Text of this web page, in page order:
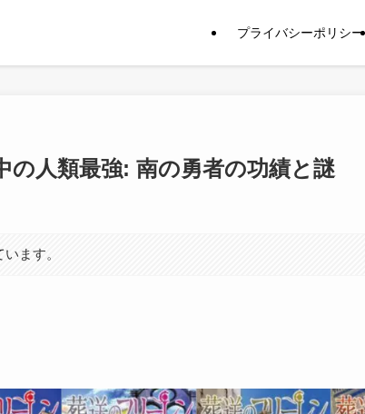
プライバシーポリシー
の人類最強: 南の勇者の功績と謎
ます。